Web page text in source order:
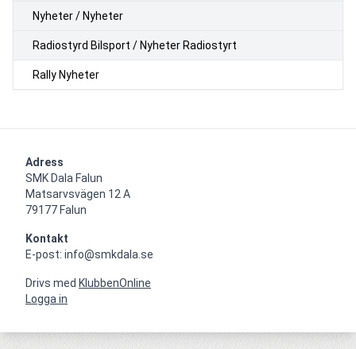
Nyheter / Nyheter
Radiostyrd Bilsport / Nyheter Radiostyrt
Rally Nyheter
Adress
SMK Dala Falun
Matsarvsvägen 12 A
79177 Falun
Kontakt
E-post: info@smkdala.se
Drivs med KlubbenOnline
Logga in